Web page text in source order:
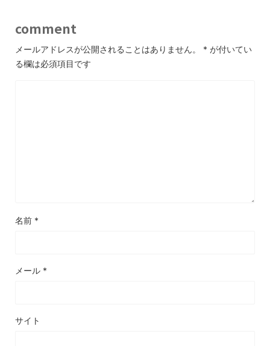
comment
メールアドレスが公開されることはありません。 * が付いてい
る欄は必須項目です
名前 *
メール *
サイト